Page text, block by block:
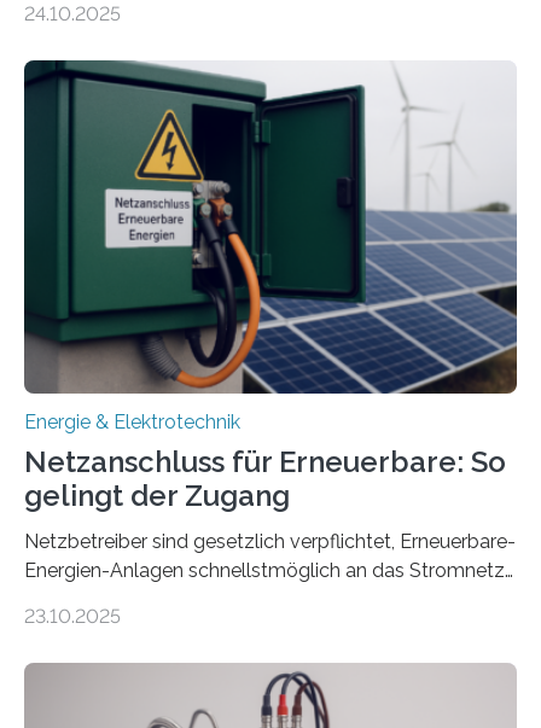
Forschungsprojekt „LAGER – Langzeitspeicherung in
Quartieren“ eingeworben. Ziel des Projekts ist die
Entwicklung, Erprobung und Demonstration von
Konzepten zur langfristigen Energiespeicherung in
sektorübergreifend vernetzten Energiesystemen. Das
Projekt startete am 15. Oktober 2025, hat eine Laufzeit
von drei Jahren und ein Gesamtvolumen von rund 2,9
Millionen Euro, wovon 2,6 Millionen Euro durch das
Ministerium für Umwelt, Klima und…
24.10.2025
Energie & Elektrotechnik
Netzanschluss für Erneuerbare: So
gelingt der Zugang
Netzbetreiber sind gesetzlich verpflichtet, Erneuerbare-
Energien-Anlagen schnellstmöglich an das Stromnetz
ermöglichen. Doch der dafür nötige Netzausbau hinkt
einem „Anschlussstau“. Die Stiftung
Umweltenergierecht hat den Rechtsrahmen in einem
23.10.2025